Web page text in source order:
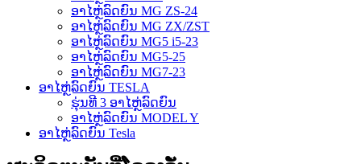
ອາໄຫຼ່ລົດຍົນ MG ZS-24
ອາໄຫຼ່ລົດຍົນ MG ZX/ZST
ອາໄຫຼ່ລົດຍົນ MG5 i5-23
ອາໄຫຼ່ລົດຍົນ MG5-25
ອາໄຫຼ່ລົດຍົນ MG7-23
ອາໄຫຼ່ລົດຍົນ TESLA
ຮຸ່ນທີ 3 ອາໄຫຼ່ລົດຍົນ
ອາໄຫຼ່ລົດຍົນ MODEL Y
ອາໄຫຼ່ລົດຍົນ Tesla